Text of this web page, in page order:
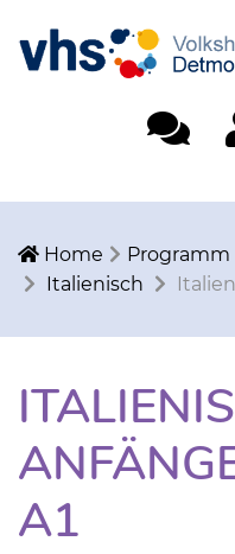
Home Programm
Italienisch
A1